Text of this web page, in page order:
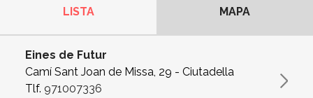
LISTA MAPA
Eines de Futur
Camí Sant Joan de Missa, 29 - Ciutadella
Tlf. 971007336